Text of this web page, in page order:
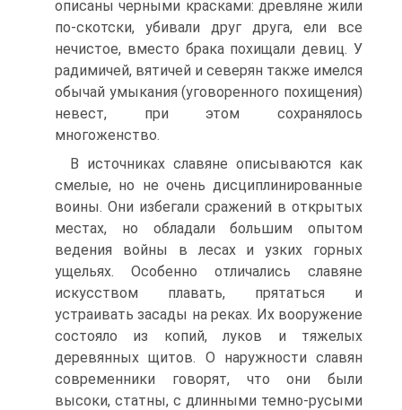
описаны черными красками: древляне жили
по-скотски, убивали друг друга, ели все
нечистое, вместо брака похищали девиц. У
радимичей, вятичей и северян также имелся
обычай умыкания (уговоренного похищения)
невест, при этом сохранялось
многоженство.
В источниках славяне описываются как
смелые, но не очень дисциплинированные
воины. Они избегали сражений в открытых
местах, но обладали большим опытом
ведения войны в лесах и узких горных
ущельях. Особенно отличались славяне
искусством плавать, прятаться и
устраивать засады на реках. Их вооружение
состояло из копий, луков и тяжелых
деревянных щитов. О наружности славян
современники говорят, что они были
высоки, статны, с длинными темно-русыми